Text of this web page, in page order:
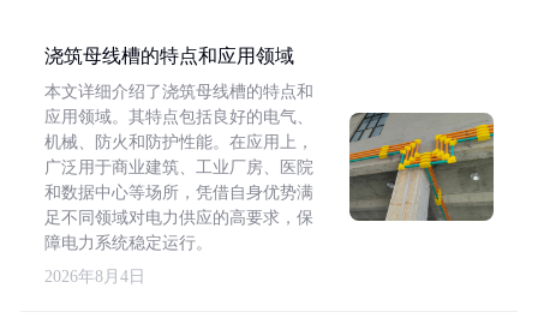
浇筑母线槽的特点和应用领域
本文详细介绍了浇筑母线槽的特点和
应用领域。其特点包括良好的电气、
机械、防火和防护性能。在应用上，
广泛用于商业建筑、工业厂房、医院
和数据中心等场所，凭借自身优势满
足不同领域对电力供应的高要求，保
障电力系统稳定运行。
2026年8月4日